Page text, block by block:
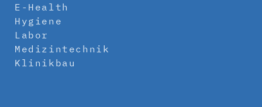
E-Health
Hygiene
Labor
Medizintechnik
Klinikbau